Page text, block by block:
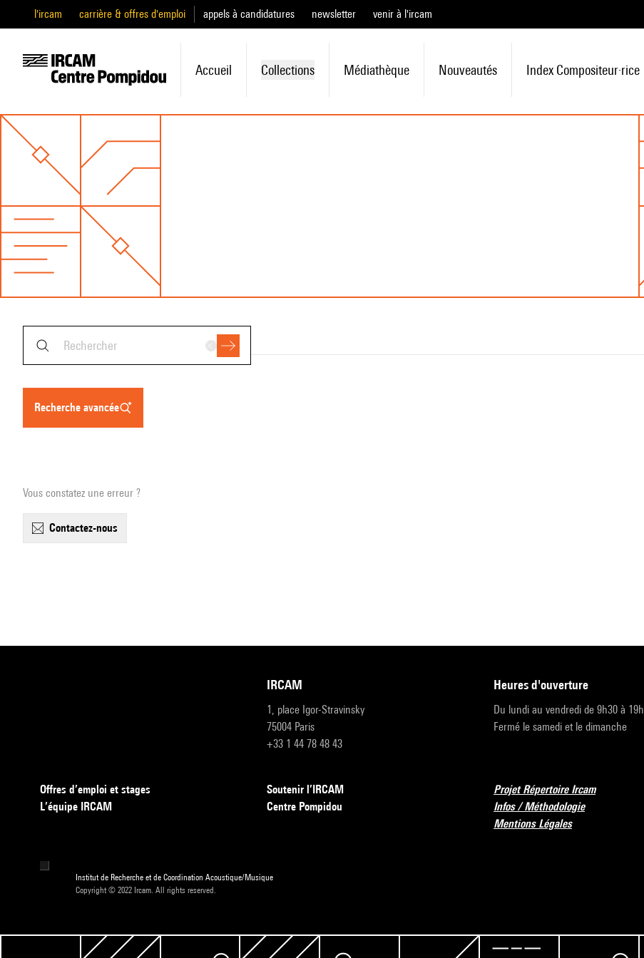
l'ircam carrière & offres d'emploi appels à candidatures newsletter venir à l'ircam
Accueil Collections Médiathèque Nouveautés Index Compositeur·rice
recherche avancée
Vous constatez une erreur ?
contactez-nous
IRCAM
1, place Igor-Stravinsky
75004 Paris
+33 1 44 78 48 43
heures d'ouverture
Du lundi au vendredi de 9h30 à 19h
Fermé le samedi et le dimanche
Offres d’emploi et stages
L’équipe IRCAM
Soutenir l’IRCAM
Centre Pompidou
Projet Répertoire Ircam
Infos / Méthodologie
Mentions Légales
Institut de Recherche et de Coordination Acoustique/Musique
Copyright © 2022 Ircam. All rights reserved.